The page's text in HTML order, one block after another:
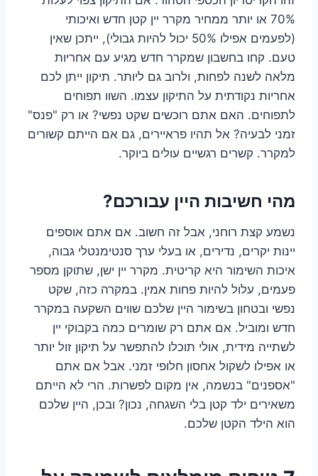
70% או יותר ממחיר מקרר יין קטן חדש ואיכותי
(לפעמים אפילו 50% יכול להיות גבולי), ייתכן שאין
טעם. קחו בחשבון שמקרר חדש מגיע עם אחריות
מלאה לשנה לפחות, ולרוב גם ליותר. תיקון ייתן לכם
אחריות נקודתית על התיקון עצמו. השוו תפוחים
לתפוחים. האם אתם רוכשים שקט נפשי? או רק "פנס"
זמני לבעיה? אל תהיו פראיירים, גם אם הייתם קשורים
למקרר. קשרים רגשיים עולים ביוקר.
מהי חשיבות היין עבורכם?
נשמע קצת רוחני, אבל זה חשוב. אם אתם אוספים
יינות יקרים, נדירים, או בעלי ערך סנטימנטלי גבוה,
איכות השימור היא קריטית. מקרר יין ישן, שתוקן מספר
פעמים, עלול להיות פחות אמין. במקרה כזה, שקט
נפשי ובטחון בשימור היין שלכם שווים השקעה במקרר
חדש ומוביל. אם אתם רק שומרים כמה בקבוקי יין
לשתייה מידית, אולי תוכלו להתפשר על תיקון זול יותר
או אפילו לשקול אחסון חלופי זמני. אבל אם אתם
"אספנים" בנשמה, אין מקום לפשרות. הרי לא הייתם
משאירים ילד קטן בלי השגחה, נכון? ובכן, היין שלכם
הוא הילד הקטן שלכם.